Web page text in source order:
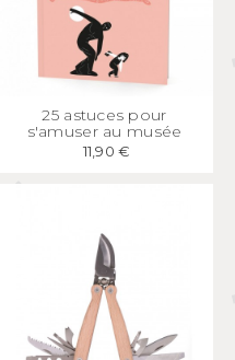
APERÇU25 astuces pour
s'amuser au musée
11,90 €